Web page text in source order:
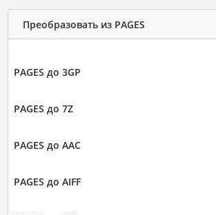
Преобразовать из PAGES
PAGES до 3GP
PAGES до 7Z
PAGES до AAC
PAGES до AIFF